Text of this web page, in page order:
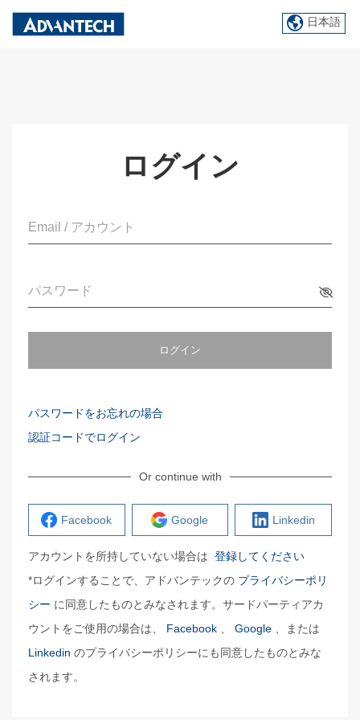
日本語
ログイン
Email / アカウント
パスワード
ログイン
パスワードをお忘れの場合
認証コードでログイン
Or continue with
Facebook Google Linkedin
アカウントを所持していない場合は 登録してください
*ログインすることで、アドバンテックの プライバシーポリ
シー に同意したものとみなされます。サードパーティアカ
ウントをご使用の場合は、 Facebook Google 、または
Linkedin のプライバシーポリシーにも同意したものとみな
されます。